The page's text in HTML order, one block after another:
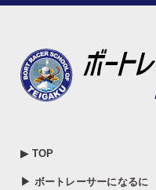
▶ TOP
▶ ボートレーサーになるに